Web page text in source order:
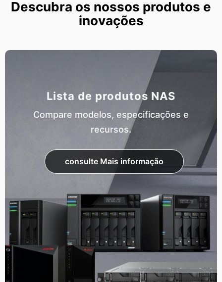
Descubra os nossos produtos e
inovações
Lista de produtos NAS
Compare modelos, especificações e
recursos.
consulte Mais informação